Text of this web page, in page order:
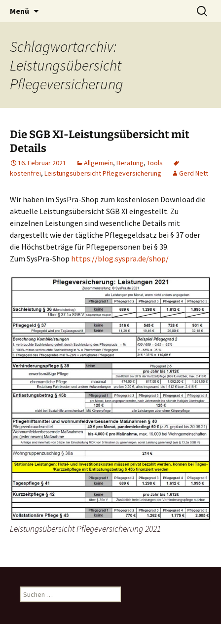
SysPraBlog
Blog und Shop von System & Praxis
Menü
Suchen
nach:
Schlagwortarchiv:
Leistungsübersicht
Pflegeversicherung
Die SGB XI-Leistungsübersicht mit
Details
16. Februar 2021 Allgemein, Beratung, Tools
kostenfrei, Leistungsübersicht Pflegeversicherung Gerd Nett
Wir haben im SysPra-Shop zum kostenlosen Download die
aktuelle Leistungsübersicht SGB XI eingestellt. Zu
einzelnen Leistungen sind wesentliche Details mit
dargestellt wie der tägliche Pflegegeldsatz bei § 37 oder
die Höchstbeträge für Pflegepersonen bei § 39.
Zum SysPra-Shop https://blog.syspra.de/shop/
Leistungsübersicht Pflegeversicherung 2021
Suchen
nach: